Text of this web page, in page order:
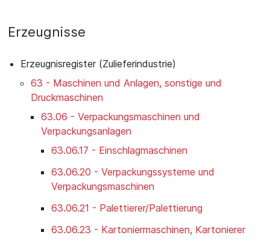
Erzeugnisse
Erzeugnisregister (Zulieferindustrie)
63 - Maschinen und Anlagen, sonstige und
Druckmaschinen
63.06 - Verpackungsmaschinen und
Verpackungsanlagen
63.06.17 - Einschlagmaschinen
63.06.20 - Verpackungssysteme und
Verpackungsmaschinen
63.06.21 - Palettierer/Palettierung
63.06.23 - Kartoniermaschinen, Kartonierer